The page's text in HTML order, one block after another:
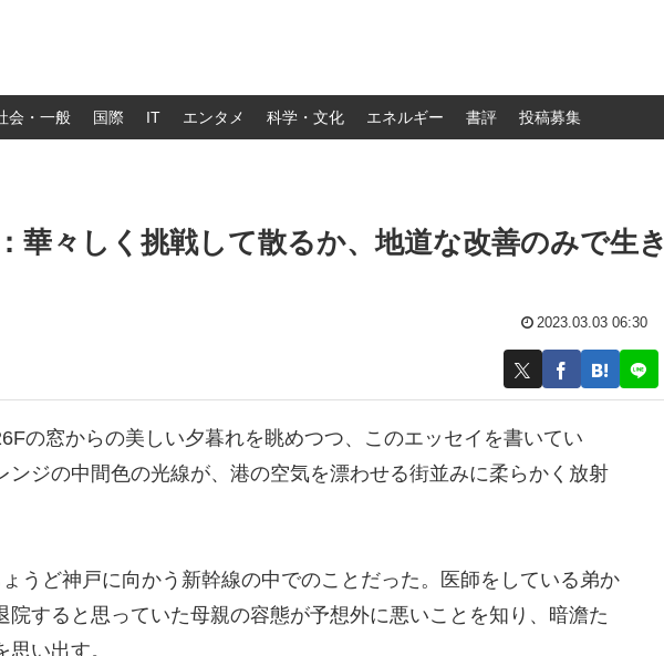
会・一般 国際 IT エンタメ 科学・文化 エネルギー 書評 投稿募集
華々しく挑戦して散るか、地道な改善のみで生き
2023.03.03 06:30
の窓からの美しい夕暮れを眺めつつ、このエッセイを書いてい
ンジの中間色の光線が、港の空気を漂わせる街並みに柔らかく放射
うど神戸に向かう新幹線の中でのことだった。医師をしている弟か
院すると思っていた母親の容態が予想外に悪いことを知り、暗澹た
い出す。